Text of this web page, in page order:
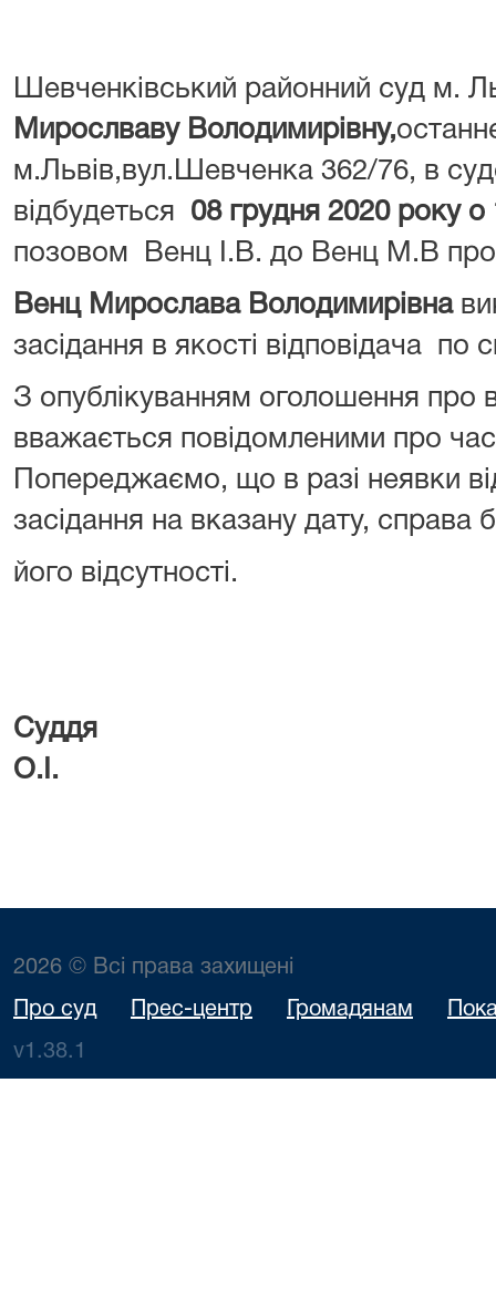
Шевченківський районний суд м.
Мирослваву Володимирівну,
м.Львів,вул.Шевченка 362/76, в
відбудеться 08 грудня 2020 року
позовом Венц І.В. до Венц М.В про
Венц Мирослава Володимирівна
засідання в якості відповідача по
З опублікуванням оголошення про
вважається повідомленими про
Попереджаємо, що в разі неявки
засідання на вказану дату, справа
його відсутності.
Суддя
О.І.
2026 © Всі права захищені
Про суд Прес-центр Громадянам
v1.38.1